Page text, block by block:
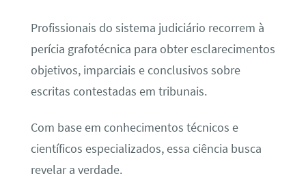
Profissionais do sistema judiciário recorrem à
perícia grafotécnica para obter esclarecimentos
objetivos, imparciais e conclusivos sobre
escritas contestadas em tribunais.
Com base em conhecimentos técnicos e
científicos especializados, essa ciência busca
revelar a verdade.